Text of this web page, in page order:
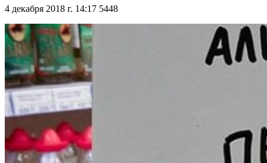
4 декабря 2018 г. 14:17 5448